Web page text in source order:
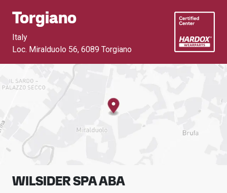
Torgiano
Italy
Loc. Miralduolo 56, 6089 Torgiano
WILSIDER SPA ABA